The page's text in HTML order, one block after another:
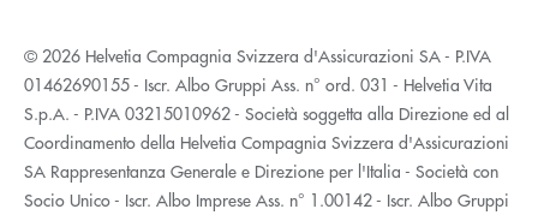
© 2026 Helvetia Compagnia Svizzera d'Assicurazioni SA - P.IVA
01462690155 - Iscr. Albo Gruppi Ass. n° ord. 031 - Helvetia Vita
S.p.A. - P.IVA 03215010962 - Società soggetta alla Direzione ed al
Coordinamento della Helvetia Compagnia Svizzera d'Assicurazioni
SA Rappresentanza Generale e Direzione per l'Italia - Società con
Socio Unico - Iscr. Albo Imprese Ass. n° 1.00142 - Iscr. Albo Gruppi